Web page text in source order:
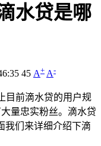
水贷是哪
45 A+ A-
目前滴水贷的用户规
量忠实粉丝。滴水贷
我们来详细介绍下滴